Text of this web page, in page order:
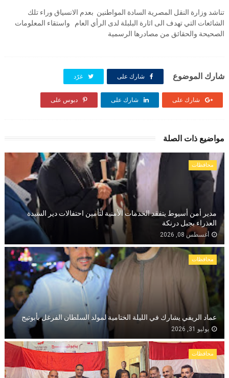
تناشد وزارة النقل المصرية السادة المواطنين بعدم الانسياق وراء تلك
الشائعات التي تهدف الى اثارة البلبلة لدى الرأي العام واستقاء المعلومات
الصحيحة والحقائق من مصادرها الرسمية
شارك الموضوع شارك على غرّد
شارك على شارك على دبوس على
مواضيع ذات الصلة
محافظات
مدير أمن أسيوط يتفقد الخدمات الأمنية لتأمين احتفالات دير السيدة
العذراء بجبل درنكة
أغسطس 08, 2026
محافظات
عماد الريفي يشارك في الليلة الختامية لمولد السلطان الفرغل بأبوتيج
يوليو 31, 2026
محافظات